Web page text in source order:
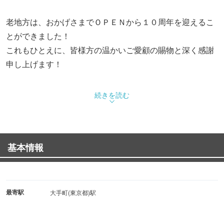
老地方は、おかげさまでＯＰＥＮから１０周年を迎えるこ
とができました！
これもひとえに、皆様方の温かいご愛顧の賜物と深く感謝
申し上げます！
老地方は、これからもお客様の笑顔のために、スタッフ一
同”一皿でも最高のものを、小さな店でも一流を”目指し、
店内は４人掛けテーブル６席、丸テーブル３席をご用意い
たしております☆
大人数の宴会用にも席を組み替えますのでご用命ございま
続きを読む
基本情報
最寄駅 大手町(東京都)駅